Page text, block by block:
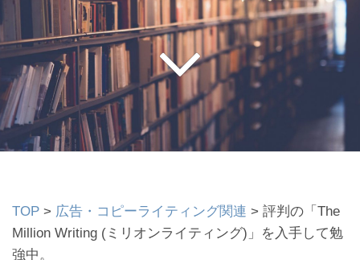
TOP > 広告・コピーライティング関連 > 評判の「The
Million Writing (ミリオンライティング)」を入手して勉
強中。